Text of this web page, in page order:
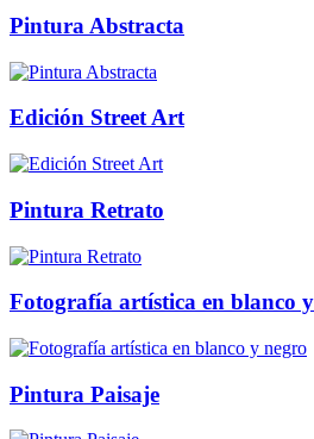
Pintura Abstracta
Edición Street Art
Pintura Retrato
Fotografía artística en blanco
Pintura Paisaje